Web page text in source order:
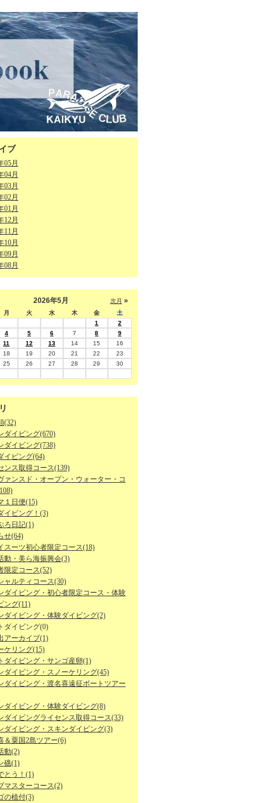
ブ
05月
04月
03月
02月
01月
12月
11月
10月
09月
08月
次月 »
2026年5月
月 火 水 木 金
土
1
2
4 5 6 7 8
9
11 12 13 14 15
16
18 19 20 21 22
23
25 26 27 28 29
30
(32)
ダイビング(670)
ダイビング(738)
イビング(64)
ンス取得コース(139)
ァンスド・オープン・ウォーター・コ
１日便(15)
イビング！(3)
ろ日記(1)
せ(64)
スーツ初心者限定コース(18)
動・美ら海振興会(3)
限定コース(52)
ャルティコース(30)
ダイビング・初心者限定コース・体験
ング(11)
ダイビング・体験ダイビング(2)
ダイビング(0)
アーカイブ(1)
ケリング(15)
ダイビング・サンゴ産卵(1)
ダイビング・スノーケリング(45)
ダイビング・渡名喜遠征ボートツアー
ダイビング・体験ダイビング(8)
ダイビングライセンス取得コース(33)
ダイビング・スキンダイビング(3)
＆粟国2島ツアー(6)
動(2)
礁(1)
とう！(1)
マスターコース(2)
の植付(3)